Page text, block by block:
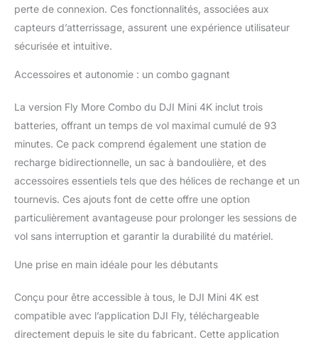
d’apprentissage
supplémentaires
rapide du vol. Boostez
QuickShots intelligents -
4K réalise
automatiquement des
vidéos de niveau
professionnel grâce aux
modes Spirale, Dronie,
Boomerang. Comprend
DJI Mini 4K, trois
recharge bidirectionnelle,
tout le nécessaire pour
un vol prolongé. Deux
supplémentaires vous
perte de connexion. Ces fonctionnalités, associées aux
capteurs d’atterrissage, assurent une expérience utilisateur
sécurisée et intuitive.
Accessoires et autonomie : un combo gagnant
La version Fly More Combo du DJI Mini 4K inclut trois
batteries, offrant un temps de vol maximal cumulé de 93
minutes. Ce pack comprend également une station de
recharge bidirectionnelle, un sac à bandoulière, et des
accessoires essentiels tels que des hélices de rechange et un
tournevis. Ces ajouts font de cette offre une option
particulièrement avantageuse pour prolonger les sessions de
vol sans interruption et garantir la durabilité du matériel.
Une prise en main idéale pour les débutants
Conçu pour être accessible à tous, le DJI Mini 4K est
compatible avec l’application DJI Fly, téléchargeable
directement depuis le site du fabricant. Cette application